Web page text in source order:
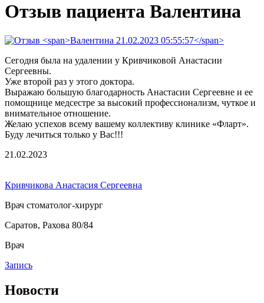
Отзыв пациента Валентина
Сегодня была на удалении у Кривчиковой Анастасии
Сергеевны.
Уже второй раз у этого доктора.
Выражаю большую благодарность Анастасии Сергеевне и ее
помощнице медсестре за высокий профессионализм, чуткое и
внимательное отношение.
Желаю успехов всему вашему коллективу клинике «Фларт».
Буду лечиться только у Вас!!!
21.02.2023
Кривчикова Анастасия Сергеевна
Врач стоматолог-хирург
Саратов, Рахова 80/84
Врач
Запись
Новости